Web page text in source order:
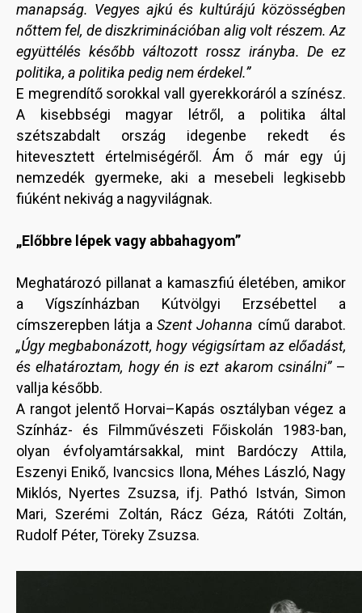
manapság. Vegyes ajkú és kultúrájú közösségben
nőttem fel, de diszkriminációban alig volt részem. Az
együttélés később változott rossz irányba. De ez
politika, a politika pedig nem érdekel.”
E megrendítő sorokkal vall gyerekkoráról a színész.
A kisebbségi magyar létről, a politika által
szétszabdalt ország idegenbe rekedt és
hitevesztett értelmiségéről. Ám ő már egy új
nemzedék gyermeke, aki a mesebeli legkisebb
fiúként nekivág a nagyvilágnak.
„Előbbre lépek vagy abbahagyom”
Meghatározó pillanat a kamaszfiú életében, amikor
a Vígszínházban Kútvölgyi Erzsébettel a
címszerepben látja a Szent Johanna című darabot.
„Úgy megbabonázott, hogy végigsírtam az előadást,
és elhatároztam, hogy én is ezt akarom csinálni”–
vallja később.
A rangot jelentő Horvai–Kapás osztályban végez a
Színház- és Filmművészeti Főiskolán 1983-ban,
olyan évfolyamtársakkal, mint Bardóczy Attila,
Eszenyi Enikő, Ivancsics Ilona, Méhes László, Nagy
Miklós, Nyertes Zsuzsa, ifj. Pathó István, Simon
Mari, Szerémi Zoltán, Rácz Géza, Rátóti Zoltán,
Rudolf Péter, Töreky Zsuzsa.